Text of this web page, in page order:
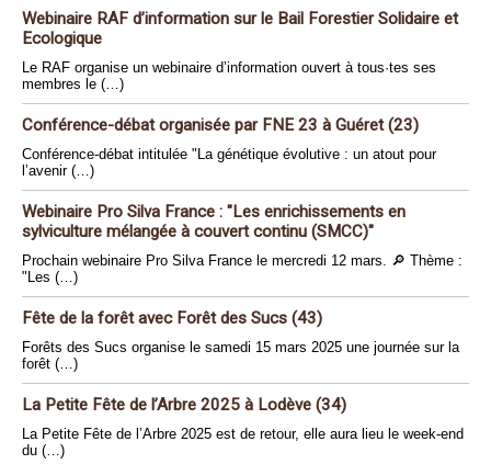
Webinaire RAF d’information sur le Bail Forestier Solidaire et
Ecologique
Le RAF organise un webinaire d’information ouvert à tous·tes ses
membres le (…)
Conférence-débat organisée par FNE 23 à Guéret (23)
Conférence-débat intitulée "La génétique évolutive : un atout pour
l’avenir (…)
Webinaire Pro Silva France : "Les enrichissements en
sylviculture mélangée à couvert continu (SMCC)"
Prochain webinaire Pro Silva France le mercredi 12 mars. 🔎 Thème :
"Les (…)
Fête de la forêt avec Forêt des Sucs (43)
Forêts des Sucs organise le samedi 15 mars 2025 une journée sur la
forêt (…)
La Petite Fête de l’Arbre 2025 à Lodève (34)
La Petite Fête de l’Arbre 2025 est de retour, elle aura lieu le week-end
du (…)